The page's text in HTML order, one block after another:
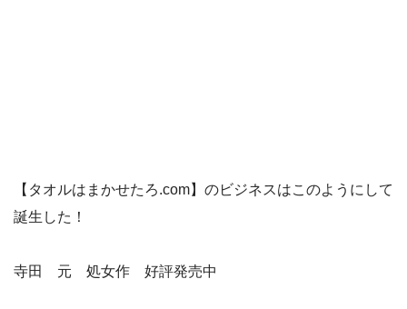
【タオルはまかせたろ.com】のビジネスはこのようにして
誕生した！
寺田 元 処女作 好評発売中